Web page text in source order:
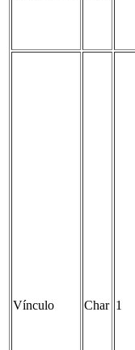
Vínculo Char 1